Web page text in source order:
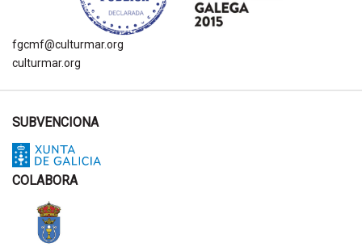
fgcmf@culturmar.org
culturmar.org
SUBVENCIONA
COLABORA